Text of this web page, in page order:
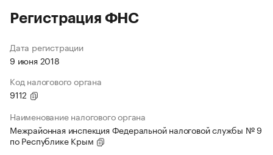
Регистрация ФНС
Дата регистрации
9 июня 2018
Код налогового органа
9112
Наименование налогового органа
Межрайонная инспекция Федеральной налоговой службы № 9
по Республике Крым